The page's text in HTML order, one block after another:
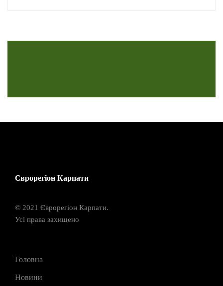
Єврорегіон Карпати
© 2021 Єврорегіон Карпати.
Усі права захищено
Головна
Новини